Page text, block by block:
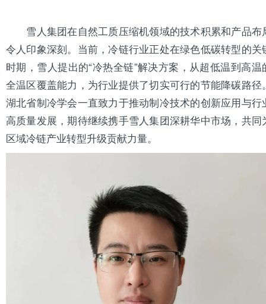
雪人集团在自然工质压缩机领域的技术积累和产品布
令人印象深刻。当前，冷链行业正处在绿色低碳转型的关
时期，雪人提出的“冷热全链”解决方案，从超低温到高温
全温区覆盖能力，为行业提供了切实可行的节能降碳路径
湖北省制冷学会一直致力于推动制冷技术的创新应用与行
高质量发展，期待继续携手雪人集团深耕华中市场，共同
区域冷链产业转型升级贡献力量。